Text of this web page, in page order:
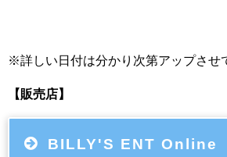
※詳しい日付は分かり次第アップさせ
【販売店】
BILLY'S ENT Online